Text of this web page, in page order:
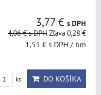
3,77 € s DPH
4,06 €s DPH Zľava 0,28 €
1,51 € s DPH / bm
ks DO KOŠÍKA